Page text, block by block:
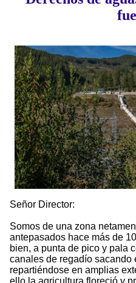
Señor Director:
Somos de una zona
antepasados hace más de
bien, a punta de pico y pala
canales de regadío sacando
repartiéndose en amplias